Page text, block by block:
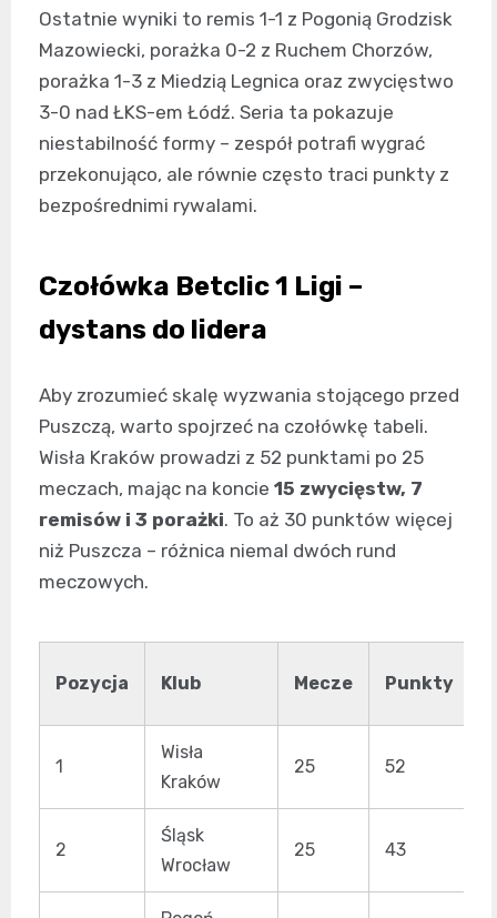
Ostatnie wyniki to remis 1-1 z Pogonią Grodzisk
Mazowiecki, porażka 0-2 z Ruchem Chorzów,
porażka 1-3 z Miedzią Legnica oraz zwycięstwo
3-0 nad ŁKS-em Łódź. Seria ta pokazuje
niestabilność formy – zespół potrafi wygrać
przekonująco, ale równie często traci punkty z
bezpośrednimi rywalami.
Czołówka Betclic 1 Ligi –
dystans do lidera
Aby zrozumieć skalę wyzwania stojącego przed
Puszczą, warto spojrzeć na czołówkę tabeli.
Wisła Kraków prowadzi z 52 punktami po 25
meczach, mając na koncie 15 zwycięstw, 7
remisów i 3 porażki. To aż 30 punktów więcej
niż Puszcza – różnica niemal dwóch rund
meczowych.
Pozycja Klub Mecze Punkty
1
Wisła
Kraków
25 52
2
Śląsk
Wrocław
25 43